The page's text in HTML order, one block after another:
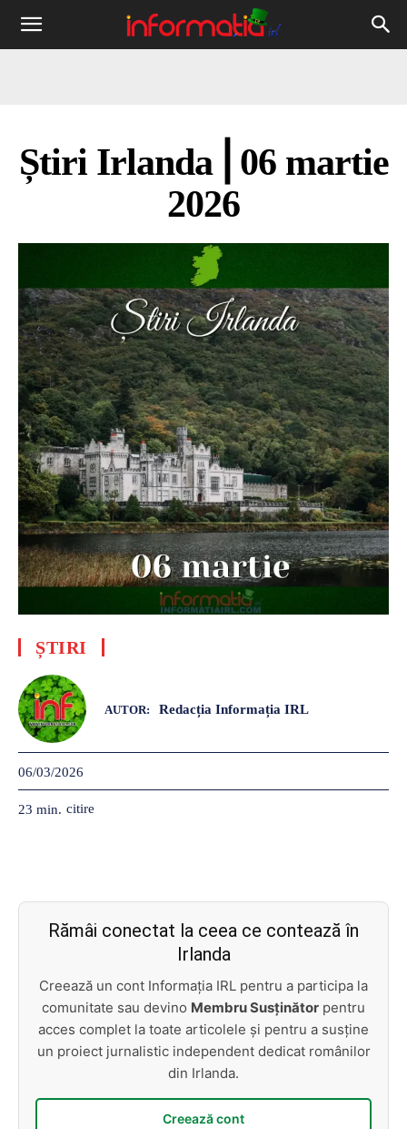
Informația
Știri Irlanda ⎜06 martie
2026
ȘTIRI
AUTOR: Redacția Informația IRL
06/03/2026
23 min. citire
Rămâi conectat la ceea ce contează în
Irlanda
Creează un cont Informația IRL pentru a participa la
comunitate sau devino Membru Susținător pentru
acces complet la toate articolele și pentru a susține
un proiect jurnalistic independent dedicat românilor
din Irlanda.
Creează cont